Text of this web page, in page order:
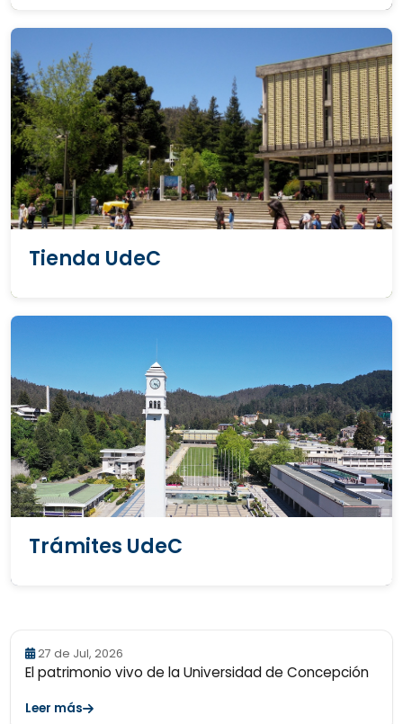
Tienda UdeC
Trámites UdeC
27 de Jul, 2026
El patrimonio vivo de la Universidad de Concepción
Leer más